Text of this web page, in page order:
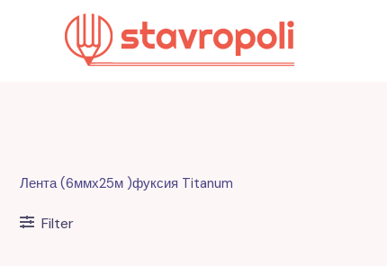
содержимому
Лента (6ммх25м )фуксия Titanum
Filter